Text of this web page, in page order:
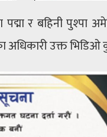
र बहिनी पुश्पा
उक्त भिडिओ